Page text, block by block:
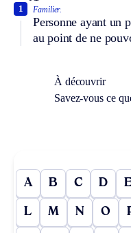
Familier.
Personne ayant un
au point de ne
1
À découvrir
Savez-vous ce
A B C D
L M N O